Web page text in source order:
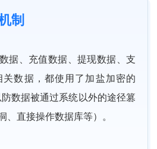
制
据、充值数据、提现数据、支
数据，都使用了加盐加密的
数据被通过系统以外的途径篡
、直接操作数据库等）。